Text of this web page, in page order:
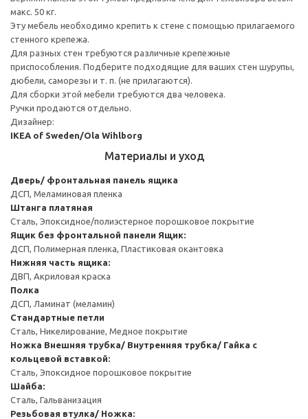
макс. 50 кг.
Эту мебель необходимо крепить к стене с помощью прилагаемого
стенного крепежа.
Для разных стен требуются различные крепежные
приспособления. Подберите подходящие для ваших стен шурупы,
дюбели, саморезы и т. п. (не прилагаются).
Для сборки этой мебели требуются два человека.
Ручки продаются отдельно.
Дизайнер:
IKEA of Sweden/Ola Wihlborg
Материалы и уход
Дверь/ фронтальная панель ящика
ДСП, Меламиновая пленка
Штанга платяная
Сталь, Эпоксидное/полиэстерное порошковое покрытие
Ящик без фронтальной панели Ящик:
ДСП, Полимерная пленка, Пластиковая окантовка
Нижняя часть ящика:
ДВП, Акриловая краска
Полка
ДСП, Ламинат (меламин)
Стандартные петли
Сталь, Никелирование, Медное покрытие
Ножка Внешняя трубка/ Внутренняя трубка/ Гайка с
кольцевой вставкой:
Сталь, Эпоксидное порошковое покрытие
Шайба:
Сталь, Гальванизация
Резьбовая втулка/ Ножка: